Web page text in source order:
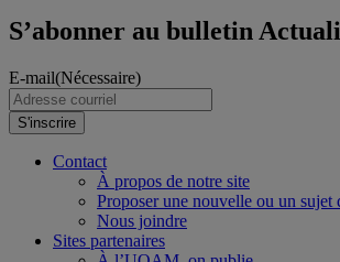
S’abonner au bulletin
E-mail(Nécessaire)
S'inscrire
Contact
À propos de notre site
Proposer une nouvelle ou un sujet
Nous joindre
Sites partenaires